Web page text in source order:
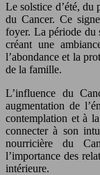
Le solstice d’été, du
du Cancer. Ce
foyer. La période du
créant une
l’abondance et la
de la famille.
L’influence du
augmentation de
contemplation et à
connecter à son
nourricière du
l’importance des
intérieure.